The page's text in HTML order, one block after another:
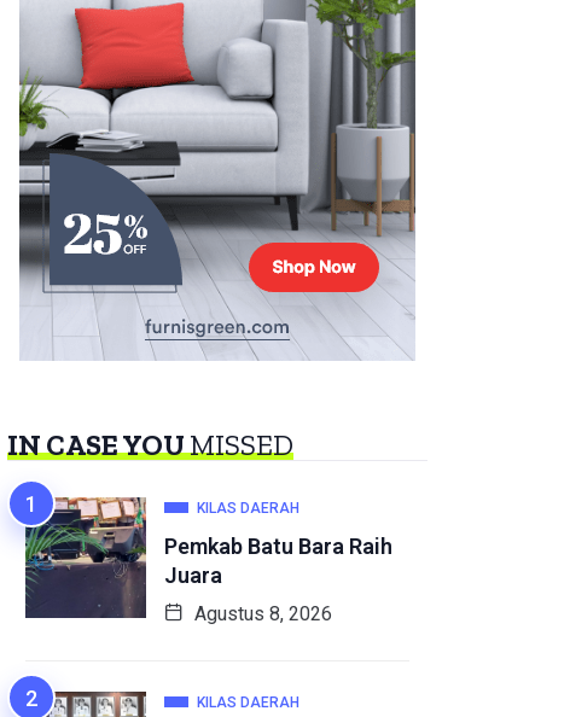
IN CASE YOUMISSED
KILAS DAERAH
Pemkab Batu Bara Raih
Juara
Agustus 8, 2026
KILAS DAERAH